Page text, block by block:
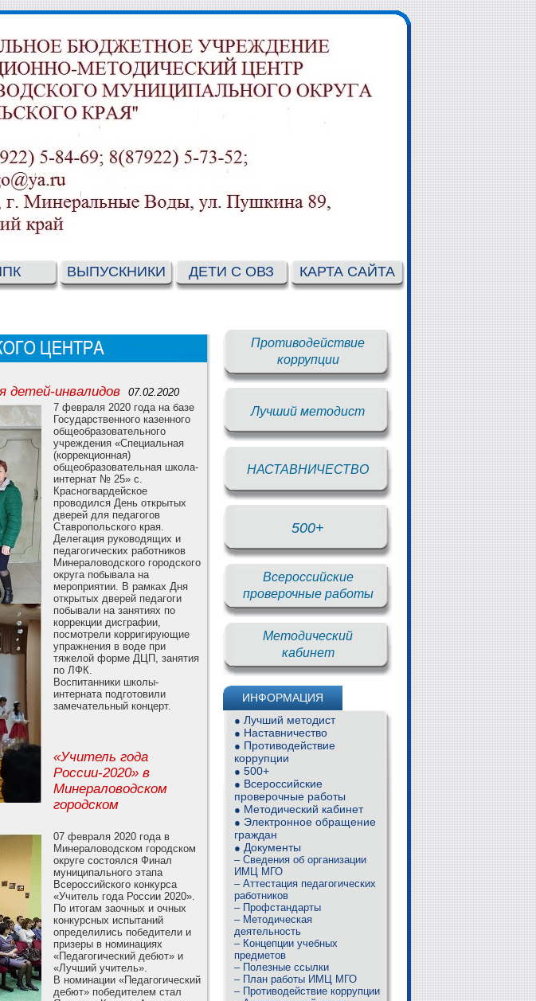
ВЫПУСКНИКИ ДЕТИ С ОВЗ КАРТА САЙТА
детей-инвалидов07.02.2020
7 февраля 2020 года на базе
Государственного казенного
общеобразовательного
учреждения «Специальная
(коррекционная)
общеобразовательная школа-
интернат № 25» с.
Красногвардейское
проводился День открытых
дверей для педагогов
Ставропольского края.
Делегация руководящих и
педагогических работников
Минераловодского городского
округа побывала на
мероприятии. В рамках Дня
открытых дверей педагоги
побывали на занятиях по
коррекции дисграфии,
посмотрели корригирующие
упражнения в воде при
тяжелой форме ДЦП, занятия
по ЛФК.
Воспитанники школы-
интерната подготовили
замечательный концерт.
«Учитель года
России-2020» в
Минераловодском
городском
07 февраля 2020 года в
Минераловодском городском
округе состоялся Финал
муниципального этапа
Всероссийского конкурса
«Учитель года России 2020».
По итогам заочных и очных
конкурсных испытаний
определились победители и
призеры в номинациях
«Педагогический дебют» и
«Лучший учитель».
В номинации «Педагогический
дебют» победителем стал
Противодействие
коррупции
Лучший методист
НАСТАВНИЧЕСТВО
500+
Всероссийские
проверочные работы
Методический
кабинет
ИНФОРМАЦИЯ
●Лучший методист
● Наставничество
● Противодействие
коррупции
●500+
● Всероссийские
проверочные работы
● Методический кабинет
● Электронное обращение
граждан
●Документы
– Сведения об организации
ИМЦ МГО
– Аттестация педагогических
работников
– Профстандарты
– Методическая
деятельность
– Концепции учебных
предметов
– Полезные ссылки
– План работы ИМЦ МГО
– Противодействие коррупции